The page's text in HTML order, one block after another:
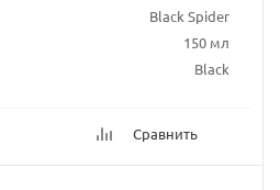
Black Spider
150 мл
Black
Сравнить